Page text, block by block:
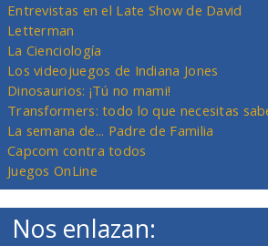
Entrevistas en el Late Show de David
Letterman
La Cienciología
Los videojuegos de Indiana Jones
Dinosaurios: ¡Tú no mami!
Transformers: todo lo que necesitas
La semana de... Padre de Familia
Capcom contra todos
Juegos OnLine
Nos enlazan: